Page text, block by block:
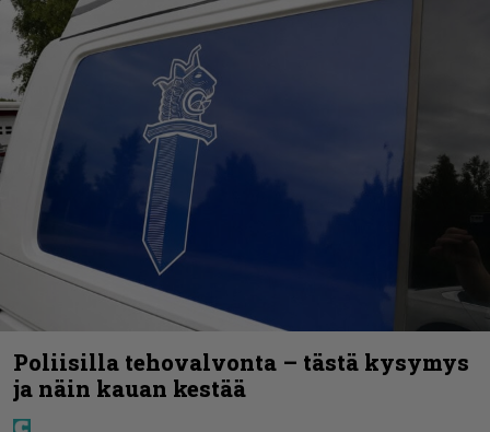
Poliisilla tehovalvonta – tästä kysymys
ja näin kauan kestää